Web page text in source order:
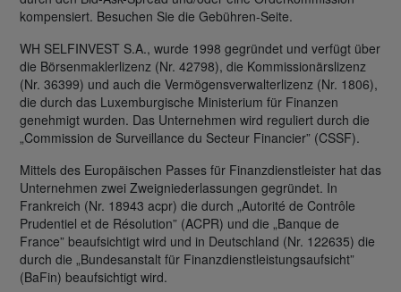
kompensiert. Besuchen Sie die Gebühren-Seite.
WH SELFINVEST S.A., wurde 1998 gegründet und verfügt über
die Börsenmaklerlizenz (Nr. 42798), die Kommissionärslizenz
(Nr. 36399) und auch die Vermögensverwalterlizenz (Nr. 1806),
die durch das Luxemburgische Ministerium für Finanzen
genehmigt wurden. Das Unternehmen wird reguliert durch die
„Commission de Surveillance du Secteur Financier” (CSSF).
Mittels des Europäischen Passes für Finanzdienstleister hat das
Unternehmen zwei Zweigniederlassungen gegründet. In
Frankreich (Nr. 18943 acpr) die durch „Autorité de Contrôle
Prudentiel et de Résolution” (ACPR) und die „Banque de
France” beaufsichtigt wird und in Deutschland (Nr. 122635) die
durch die „Bundesanstalt für Finanzdienstleistungsaufsicht”
(BaFin) beaufsichtigt wird.